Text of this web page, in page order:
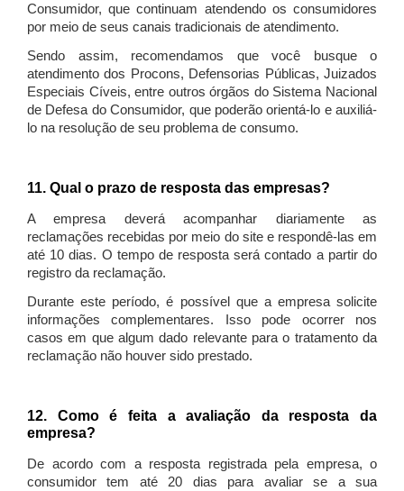
Consumidor, que continuam atendendo os consumidores
por meio de seus canais tradicionais de atendimento.
Sendo assim, recomendamos que você busque o
atendimento dos Procons, Defensorias Públicas, Juizados
Especiais Cíveis, entre outros órgãos do Sistema Nacional
de Defesa do Consumidor, que poderão orientá-lo e auxiliá-
lo na resolução de seu problema de consumo.
11. Qual o prazo de resposta das empresas?
A empresa deverá acompanhar diariamente as
reclamações recebidas por meio do site e respondê-las em
até 10 dias. O tempo de resposta será contado a partir do
registro da reclamação.
Durante este período, é possível que a empresa solicite
informações complementares. Isso pode ocorrer nos
casos em que algum dado relevante para o tratamento da
reclamação não houver sido prestado.
12. Como é feita a avaliação da resposta da
empresa?
De acordo com a resposta registrada pela empresa, o
consumidor tem até 20 dias para avaliar se a sua